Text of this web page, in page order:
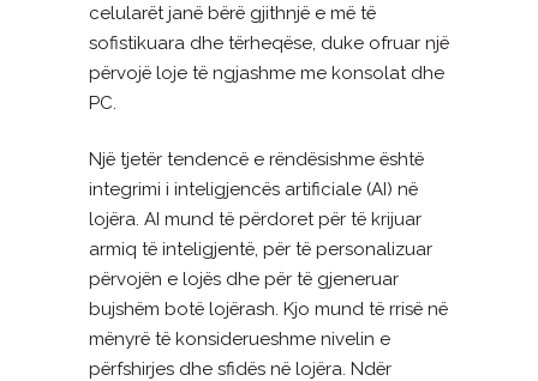
celularët janë bërë gjithnjë e më të
sofistikuara dhe tërheqëse, duke ofruar një
përvojë loje të ngjashme me konsolat dhe
PC.
Një tjetër tendencë e rëndësishme është
integrimi i inteligjencës artificiale (AI) në
lojëra. AI mund të përdoret për të krijuar
armiq të inteligjentë, për të personalizuar
përvojën e lojës dhe për të gjeneruar
bujshëm botë lojërash. Kjo mund të rrisë në
mënyrë të konsiderueshme nivelin e
përfshirjes dhe sfidës në lojëra. Ndër